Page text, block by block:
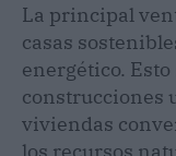
La principal
casas
energético. Esto
construcciones
viviendas
los recursos